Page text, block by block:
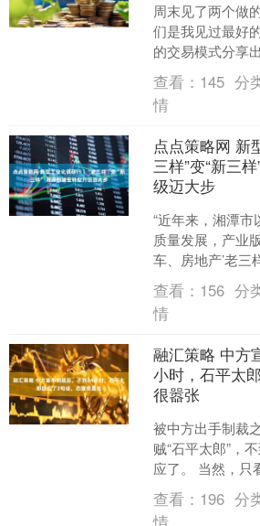
周末见了两个做
们是我见过最好
的交易模式分享
羡慕又佩服！ 为
个交易者不止交
查看： 145 分
情
点点策略网 新
三样”变“新三
级迈大步
“近年来，湘潭
质量发展，产业
车、房地产’老三
电动汽车、先进
先进制造业高地
查看： 156 分
情
融汇策略 中方
小时，石平太
很嚣张
被中方出手制裁
贼“石平太郎”，
应了。 当然，只
是非常嚣张的。
了很多，但总结
查看： 196 分
情